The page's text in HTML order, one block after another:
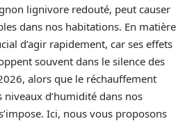
lignivore redouté, peut causer
dans nos habitations. En matière
d’agir rapidement, car ses effets
souvent dans le silence des
alors que le réchauffement
d’humidité dans nos
Ici, nous vous proposons